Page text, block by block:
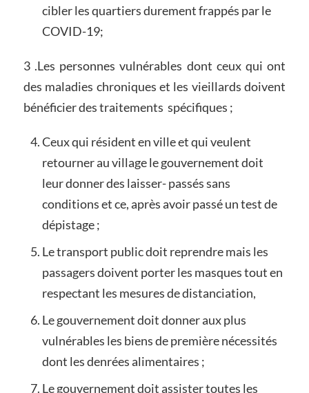
cibler les quartiers durement frappés par le
COVID-19;
3 .Les personnes vulnérables dont ceux qui ont
des maladies chroniques et les vieillards doivent
bénéficier des traitements spécifiques ;
Ceux qui résident en ville et qui veulent
retourner au village le gouvernement doit
leur donner des laisser- passés sans
conditions et ce, après avoir passé un test de
dépistage ;
Le transport public doit reprendre mais les
passagers doivent porter les masques tout en
respectant les mesures de distanciation,
Le gouvernement doit donner aux plus
vulnérables les biens de première nécessités
dont les denrées alimentaires ;
Le gouvernement doit assister toutes les